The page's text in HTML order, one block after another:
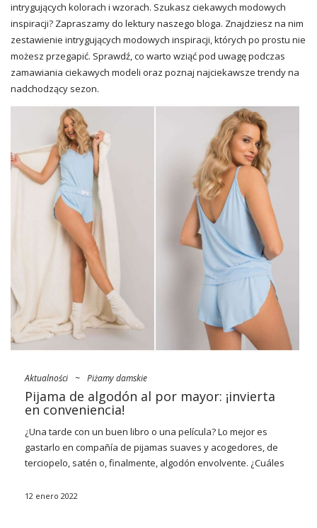
intrygujących kolorach i wzorach. Szukasz ciekawych modowych
inspiracji? Zapraszamy do lektury naszego bloga. Znajdziesz na nim
zestawienie intrygujących modowych inspiracji, których po prostu nie
możesz przegapić. Sprawdź, co warto wziąć pod uwagę podczas
zamawiania ciekawych modeli oraz poznaj najciekawsze trendyna
nadchodzący sezon.
Aktualności ~ Piżamy damskie
Pijama de algodón al por mayor: ¡invierta
en conveniencia!
¿Una tarde con un buen libro o una película? Lo mejor es
gastarlo en compañía de pijamas suaves y acogedores, de
terciopelo, satén o, finalmente, algodón envolvente. ¿Cuáles
conjuntos con joggers sueltos y pantalones cortos de cintura
12 enero 2022